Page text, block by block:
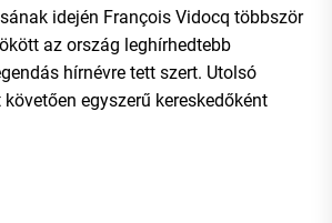
idején François Vidocq többször
az ország leghírhedtebb
hírnévre tett szert. Utolsó
egyszerű kereskedőként